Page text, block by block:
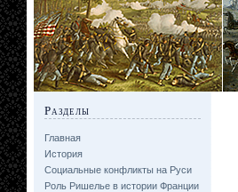
Разделы
Главная
История
Социальные конфликты на Руси
Роль Ришелье в истории Франции